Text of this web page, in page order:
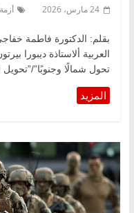
24 مارس، 2026
بقلم: الدكتورة فاطمة
العربية ألاستاذة ديبورا
تحول شمالًا وجنوبًا”/”تحويل